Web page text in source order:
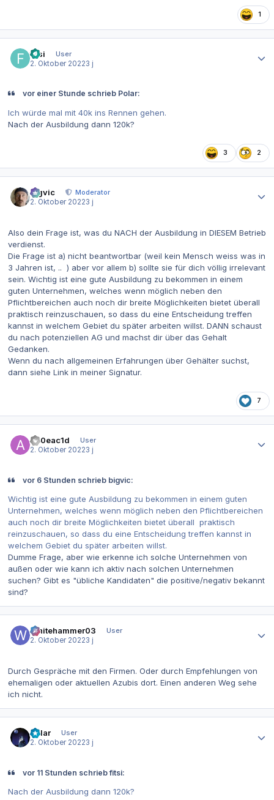
1
fitsi
User
2. Oktober 20223 j
vor einer Stunde schrieb Polar:
Ich würde mal mit 40k ins Rennen gehen.
Nach der Ausbildung dann 120k?
3 2
bigvic
Moderator
2. Oktober 20223 j
Also dein Frage ist, was du NACH der Ausbildung in DIESEM Betrieb
verdienst.
Die Frage ist a) nicht beantwortbar (weil kein Mensch weiss was in
3 Jahren ist, .. ) aber vor allem b) sollte sie für dich völlig irrelevant
sein. Wichtig ist eine gute Ausbildung zu bekommen in einem
guten Unternehmen, welches wenn möglich neben den
Pflichtbereichen auch noch dir breite Möglichkeiten bietet überall
praktisch reinzuschauen, so dass du eine Entscheidung treffen
kannst in welchem Gebiet du später arbeiten willst. DANN schaust
du nach potenziellen AG und machst dir über das Gehalt
Gedanken.
Wenn du nach allgemeinen Erfahrungen über Gehälter suchst,
dann siehe Link in meiner Signatur.
7
a20eac1d
User
2. Oktober 20223 j
vor 6 Stunden schrieb bigvic:
Wichtig ist eine gute Ausbildung zu bekommen in einem guten
Unternehmen, welches wenn möglich neben den Pflichtbereichen
auch noch dir breite Möglichkeiten bietet überall praktisch
reinzuschauen, so dass du eine Entscheidung treffen kannst in
welchem Gebiet du später arbeiten willst.
Dumme Frage, aber wie erkenne ich solche Unternehmen von
außen oder wie kann ich aktiv nach solchen Unternehmen
suchen? Gibt es "übliche Kandidaten" die positive/negativ bekannt
sind?
Whitehammer03
User
2. Oktober 20223 j
Durch Gespräche mit den Firmen. Oder durch Empfehlungen von
ehemaligen oder aktuellen Azubis dort. Einen anderen Weg sehe
ich nicht.
Polar
User
2. Oktober 20223 j
vor 11 Stunden schrieb fitsi:
Nach der Ausbildung dann 120k?